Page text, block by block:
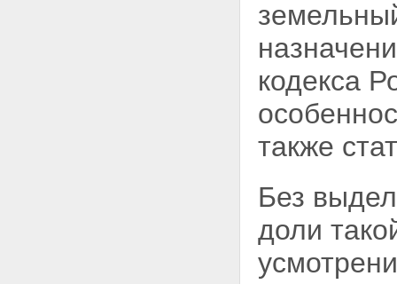
кодекса
также
Без
доли